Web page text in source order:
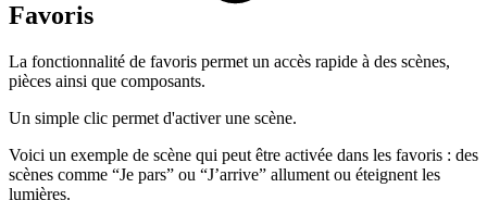
Favoris
La fonctionnalité de favoris permet un accès rapide à des scènes,
pièces ainsi que composants.
Un simple clic permet d'activer une scène.
Voici un exemple de scène qui peut être activée dans les favoris : des
scènes comme “Je pars” ou “J’arrive” allument ou éteignent les
lumières.